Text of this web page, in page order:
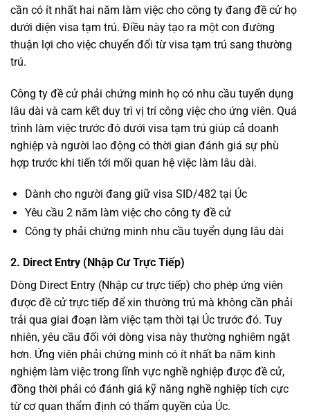
cần có ít nhất hai năm làm việc cho công ty đang đề cử họ
dưới diện visa tạm trú. Điều này tạo ra một con đường
thuận lợi cho việc chuyển đổi từ visa tạm trú sang thường
trú.
Công ty đề cử phải chứng minh họ có nhu cầu tuyển dụng
lâu dài và cam kết duy trì vị trí công việc cho ứng viên. Quá
trình làm việc trước đó dưới visa tạm trú giúp cả doanh
nghiệp và người lao động có thời gian đánh giá sự phù
hợp trước khi tiến tới mối quan hệ việc làm lâu dài.
Dành cho người đang giữ visa SID/482 tại Úc
Yêu cầu 2 năm làm việc cho công ty đề cử
Công ty phải chứng minh nhu cầu tuyển dụng lâu dài
2. Direct Entry (Nhập Cư Trực Tiếp)
Dòng Direct Entry (Nhập cư trực tiếp) cho phép ứng viên
được đề cử trực tiếp để xin thường trú mà không cần phải
trải qua giai đoạn làm việc tạm thời tại Úc trước đó. Tuy
nhiên, yêu cầu đối với dòng visa này thường nghiêm ngặt
hơn. Ứng viên phải chứng minh có ít nhất ba năm kinh
nghiệm làm việc trong lĩnh vực nghề nghiệp được đề cử,
đồng thời phải có đánh giá kỹ năng nghề nghiệp tích cực
từ cơ quan thẩm định có thẩm quyền của Úc.